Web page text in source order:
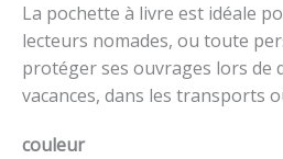
La pochette à livre est idéale
lecteurs nomades, ou toute
protéger ses ouvrages lors de
vacances, dans les transports
couleur